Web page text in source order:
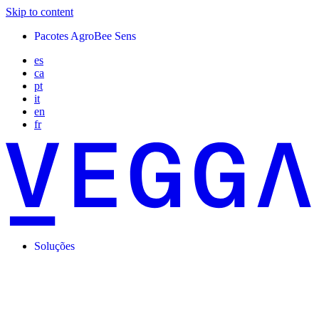
Skip to content
Pacotes AgroBee Sens
es
ca
pt
it
en
fr
Soluções